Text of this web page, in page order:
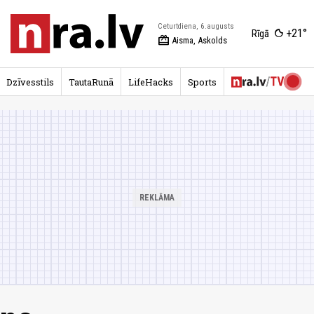
Ceturtdiena, 6.augusts
redeem Aisma, Askolds
Rīgā +21°
Dzīvesstils TautaRunā LifeHacks Sports